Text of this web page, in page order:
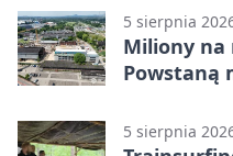
5 sierpnia
Miliony na
Powstaną
5 sierpnia